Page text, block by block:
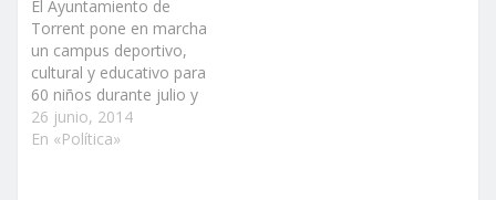
El Ayuntamiento de
Torrent pone en marcha
un campus deportivo,
cultural y educativo para
60 niños durante julio y
agosto, que incluirá un
servicio de comedor Por
26 junio, 2014
En «Política»